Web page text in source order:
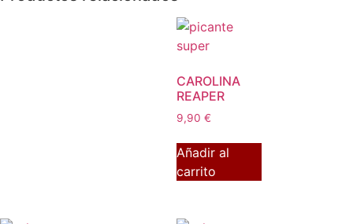
CAROLINA
REAPER
9,90 €
Añadir al
carrito